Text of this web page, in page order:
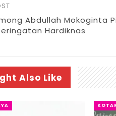
Abdullah Mokoginta
Hardiknas
Also Like